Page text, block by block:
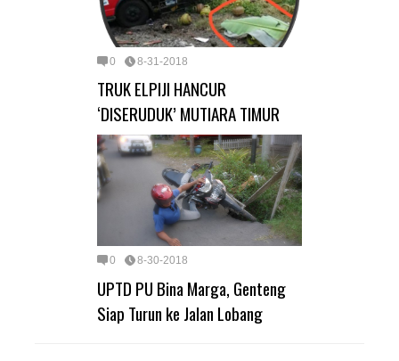
0 8-31-2018
TRUK ELPIJI HANCUR
‘DISERUDUK’ MUTIARA TIMUR
0 8-30-2018
UPTD PU Bina Marga, Genteng
Siap Turun ke Jalan Lobang